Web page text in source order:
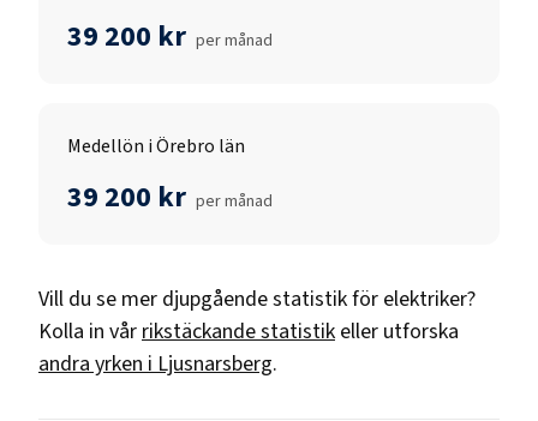
39 200 kr per månad
Medellön i Örebro län
39 200 kr per månad
Vill du se mer djupgående statistik för elektriker?
Kolla in vår rikstäckande statistik eller utforska
andra yrken i Ljusnarsberg.